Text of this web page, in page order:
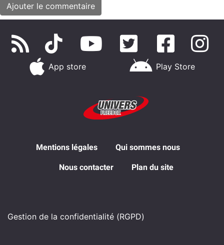
App store Play Store
Mentions légales Qui sommes nous
Nous contacter Plan du site
Gestion de la confidentialité (RGPD)